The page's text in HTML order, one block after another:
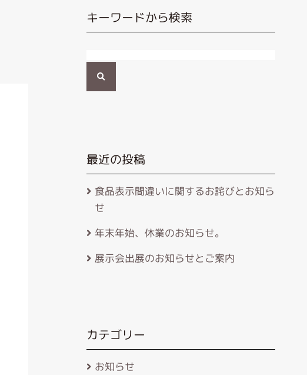
キーワードから検索
最近の投稿
食品表示間違いに関するお詫びとお知ら
せ
年末年始、休業のお知らせ。
展示会出展のお知らせとご案内
カテゴリー
お知らせ